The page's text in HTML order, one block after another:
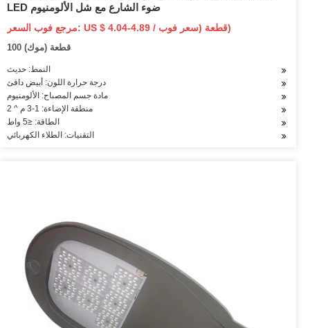
LED ضوء الشارع مع شل الألومنيوم
مرجع فوب السعر: US $ 4.04-4.89 / قطعة (سعر فوب)
100 قطعة (موك)
النمط: حديث
درجة حرارة اللون: أبيض دافئ
مادة جسم المصباح: الألومنيوم
منطقة الإضاءة: 1-3 م ^ 2
الطاقة: ≤5 واط
التقنيات: الطلاء الكهربائي